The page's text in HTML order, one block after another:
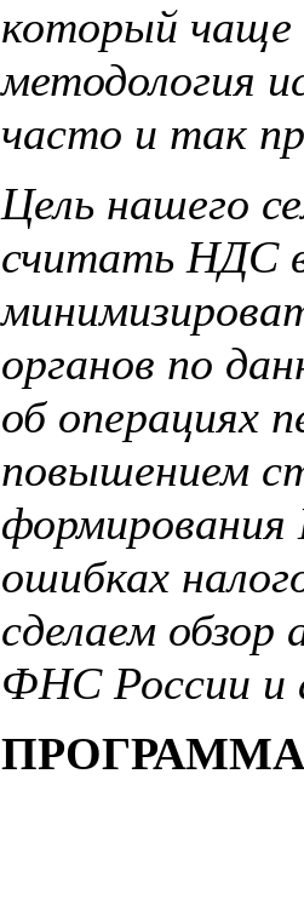
который
методология
часто и так
Цель нашего
считать НДС в
органов по
об операциях
повышением
ошибках
сделаем
ФНС России и